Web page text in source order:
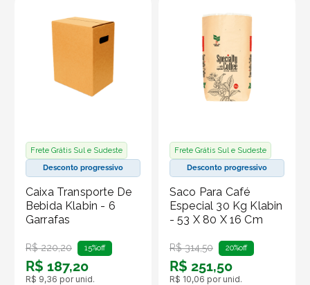
Frete Grátis Sul e Sudeste
Desconto progressivo
Caixa Transporte De
Bebida Klabin - 6
Garrafas
R$ 220,20 15%off
R$ 187,20
R$ 9,36 por unid.
Frete Grátis Sul e Sudeste
Desconto progressivo
Saco Para Café
Especial 30 Kg Klabin
- 53 X 80 X 16 Cm
R$ 314,50 20%off
R$ 251,50
R$ 10,06 por unid.